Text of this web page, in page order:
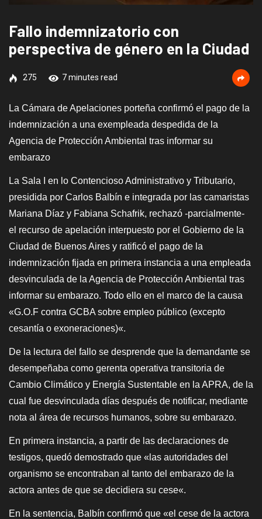
Fallo indemnizatorio con
perspectiva de género en la Ciudad
275 7 minutes read
La Cámara de Apelaciones porteña confirmó el pago de la
indemnización a una exempleada despedida de la
Agencia de Protección Ambiental tras informar su
embarazo
La Sala I en lo Contencioso Administrativo y Tributario,
presidida por Carlos Balbín e integrada por las camaristas
Mariana Díaz y Fabiana Schafrik, rechazó -parcialmente-
el recurso de apelación interpuesto por el Gobierno de la
Ciudad de Buenos Aires y ratificó el pago de la
indemnización fijada en primera instancia a una empleada
desvinculada de la Agencia de Protección Ambiental tras
informar su embarazo. Todo ello en el marco de la causa
«G.O.F contra GCBA sobre empleo público (excepto
cesantía o exoneraciones)«.
De la lectura del fallo se desprende que la demandante se
desempeñaba como gerenta operativa transitoria de
Cambio Climático y Energía Sustentable en la APRA, de la
cual fue desvinculada días después de notificar, mediante
nota al área de recursos humanos, sobre su embarazo.
En primera instancia, a partir de las declaraciones de
testigos, quedó demostrado que «las autoridades del
organismo se encontraban al tanto del embarazo de la
actora antes de que se decidiera su cese«.
En la sentencia, Balbín confirmó que «el cese de la actora